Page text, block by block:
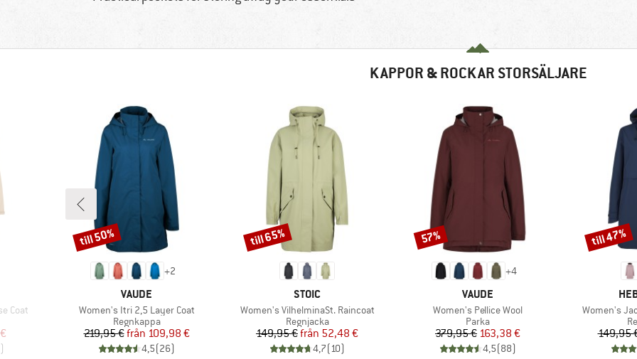
KAPPOR & ROCKAR STORSÄLJARE
Coat
pris
)
+2
VARUMÄRKE
VAUDE
Produkter
Women's Itri 2,5 Layer Coat
Produktgrupp
Regnkappa
Pris
219,95 € Reducerat pris
från 109,98 €
4,5(26)
Rabatt
till 50%
VARUMÄRKE
STOIC
Produkter
Women's VilhelminaSt. Raincoat
Produktgrupp
Regnjacka
Pris
149,95 € Reducerat pris
från 52,48 €
4,7( 10)
Rabatt
till 65%
+4
VARUMÄRKE
VAUDE
Produkter
Women's Pellice Wool
Produktgrupp
Parka
Pris
379,95 €Reducerat pris
163,38 €
4,5(88)
Rabatt
57%
Produkter
Women's
149,95
Rabatt
till 47%